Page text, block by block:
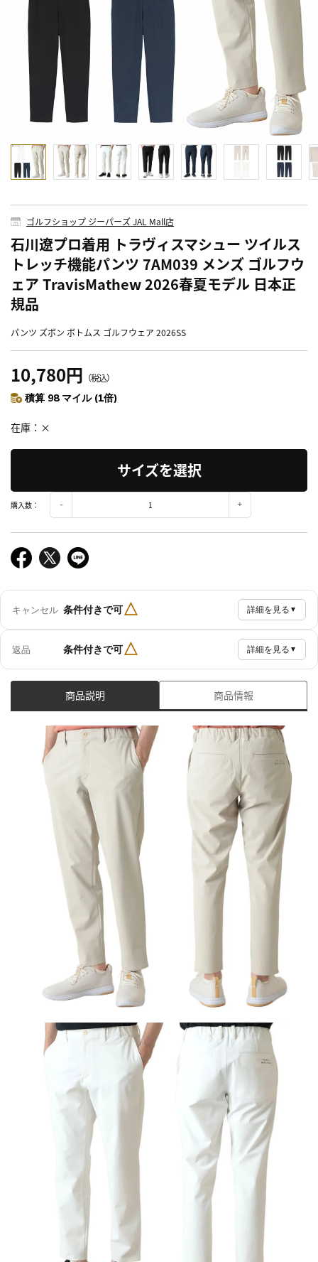
ゴルフショップ ジーパーズ JAL Mall店
石川遼プロ着用 トラヴィスマシュー ツイルス
トレッチ機能パンツ 7AM039 メンズ ゴルフウ
ェア TravisMathew 2026春夏モデル 日本正
規品
パンツ ズボン ボトムス ゴルフウェア 2026SS
10,780円 （税込）
積算 98 マイル (1倍)
在庫 ×
サイズを選択
購入数：
キャンセル 条件付きで可△ 詳細を見る ▼
返品 条件付きで可△ 詳細を見る ▼
商品説明 商品情報